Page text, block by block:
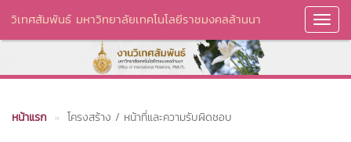
วิเทศสัมพันธ์ มหาวิทยาลัยเทคโนโลยีราชมงคลล้านนา
หน้าแรก โครงสร้าง / หน้าที่และความรับผิดชอบ